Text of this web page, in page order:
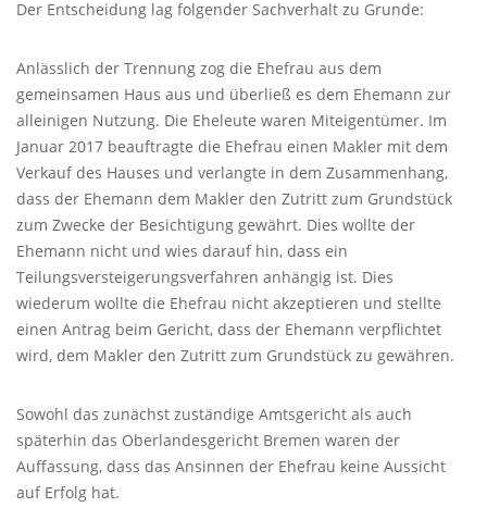
Der Entscheidung lag folgender Sachverhalt zu Grunde:
Anlässlich der Trennung zog die Ehefrau aus dem
gemeinsamen Haus aus und überließ es dem Ehemann zur
alleinigen Nutzung. Die Eheleute waren Miteigentümer. Im
Januar 2017 beauftragte die Ehefrau einen Makler mit dem
Verkauf des Hauses und verlangte in dem Zusammenhang,
dass der Ehemann dem Makler den Zutritt zum Grundstück
zum Zwecke der Besichtigung gewährt. Dies wollte der
Ehemann nicht und wies darauf hin, dass ein
Teilungsversteigerungsverfahren anhängig ist. Dies
wiederum wollte die Ehefrau nicht akzeptieren und stellte
einen Antrag beim Gericht, dass der Ehemann verpflichtet
wird, dem Makler den Zutritt zum Grundstück zu gewähren.
Sowohl das zunächst zuständige Amtsgericht als auch
späterhin das Oberlandesgericht Bremen waren der
Auffassung, dass das Ansinnen der Ehefrau keine Aussicht
auf Erfolg hat.